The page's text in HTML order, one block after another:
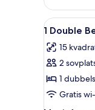
-
dubbelsäng
icke-
rökare
Öppna
alla
foton
för
1
Double
Bed,
1
1 Double
15
2
1
Gratis